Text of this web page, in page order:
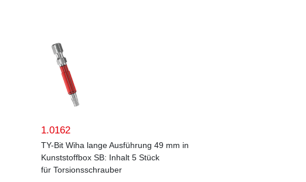
1.0162
TY-Bit Wiha lange Ausführung 49 mm in
Kunststoffbox SB: Inhalt 5 Stück
für Torsionsschrauber